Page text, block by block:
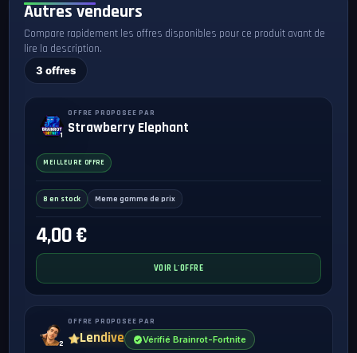
Autres vendeurs
Compare rapidement les offres disponibles pour ce produit avant de
lire la description.
3 offres
1
OFFRE PROPOSEE PAR
Strawberry Elephant
MEILLEURE OFFRE
8 en stock Meme gamme de prix
4,00 €
VOIR L'OFFRE
2
OFFRE PROPOSEE PAR
Lendive Vérifié Brainrot-Fortnite